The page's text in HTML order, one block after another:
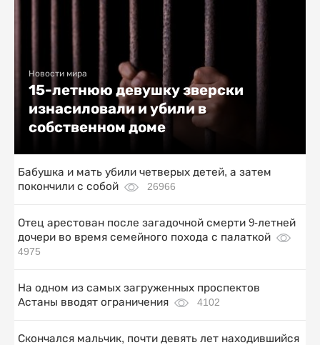
Новости мира
15-летнюю девушку зверски
изнасиловали и убили в
собственном доме
Бабушка и мать убили четверых детей, а затем
покончили с собой
26966
Отец арестован после загадочной смерти 9-летней
дочери во время семейного похода с палаткой
4975
На одном из самых загруженных проспектов
Астаны вводят ограничения
4102
Скончался мальчик, почти девять лет находившийся